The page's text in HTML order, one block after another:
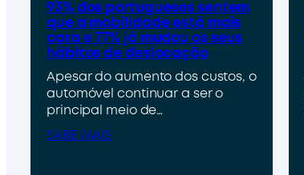
93% dos portugueses sentem
que a mobilidade está mais
cara e 77% já mudou os seus
hábitos de deslocação
Apesar do aumento dos custos, o
automóvel continuar a ser o
principal meio de…
SABE MAIS